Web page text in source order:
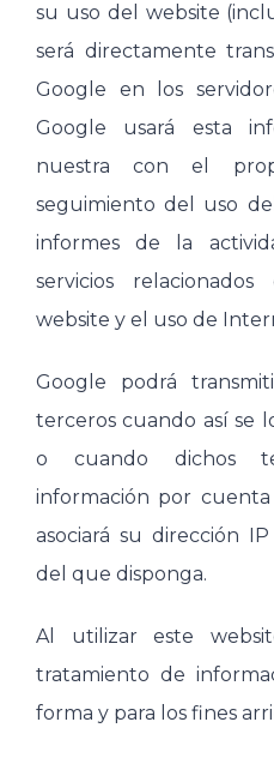
su uso del website
será directamente
Google en los
Google usará esta
nuestra con el
seguimiento del uso
informes de la
servicios
website y el uso de
Google podrá
terceros cuando así se
o cuando dichos
información por
asociará su dirección
del que disponga.
Al utilizar este
tratamiento de
forma y para los fines